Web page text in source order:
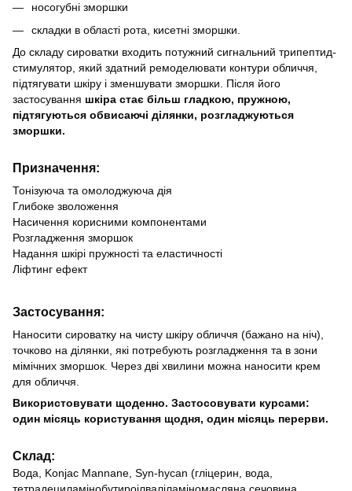
носогубні зморшки
складки в області рота, кисетні зморшки.
До складу сироватки входить потужний сигнальний трипептид-
стимулятор, який здатний ремоделювати контури обличчя,
підтягувати шкіру і зменшувати зморшки. Після його
застосування шкіра стає більш гладкою, пружною,
підтягуються обвисаючі ділянки, розгладжуються
зморшки.
Призначення:
Тонізуюча та омолоджуюча дія
Глибоке зволоження
Насичення корисними компонентами
Розгладження зморшок
Надання шкірі пружності та еластичності
Ліфтинг ефект
Застосування:
Наносити сироватку на чисту шкіру обличчя (бажано на ніч),
точково на ділянки, які потребують розгладження та в зони
мімічних зморшок. Через дві хвилини можна наносити крем
для обличчя.
Використовувати щоденно. Застосовувати курсами:
один місяць користування щодня, один місяць перерви.
Склад:
Вода, Konjac Mannane, Syn-hycan (гліцерин, вода,